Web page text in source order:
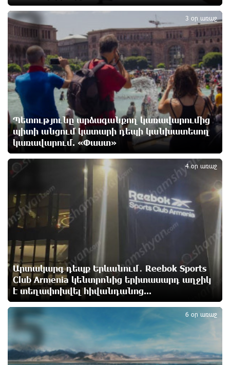
գազալցակայաններից մեկի մոտ. կասկածյալը
13 րոպե առաջ
Դատական նիստից հետո Մայր Տաճարում
Վեհափառ Հայրապետը աղոթք է հնչեցնում
ժողովրդի հետ
4 րոպե առաջ
Վեհափառի հանդեպ տիտանական ապօրինություն
կա, անասելի ցավ եմ զգում. Վարդևանյան
Արժանապատիվ դատավորը ինքնաբացարկ
հայտնեց և հրաժարվեց քննել գործն ու դատել
կաթողիկոսին. Մարիաննա Ղահրամանյան
23 րոպե առաջ
Նարեկ Կարապետյանը` Կաթողիկոսին հեռացնել
փորձելու մասին
մեկ ժամ առաջ
«ՀայաՔվեն» կանգնած է Հայ առաքելական
եկեղեցու պաշտպանության առաջնագծում. մաս 3
մեկ ժամ առաջ
Վարչապետ լինել, չի նշանակում ինչ ուզել անել
Պետությունը արձագանքող կառավարումից
պիտի անցում կատարի դեպի կանխատեսող
կառավարում. «Փաստ»
3 օր առաջ
3
Արտակարգ դեպք Երևանում․ Reebok Sports
Club Armenia կենտրոնից երիտասարդ աղջիկ
է տեղափոխվել հիվանդանոց...
4 օր առաջ
4
6 օր առաջ
5